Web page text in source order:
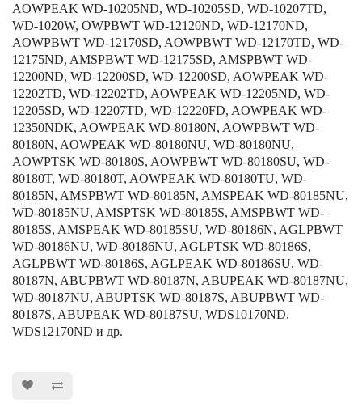
AOWPEAK WD-10205ND, WD-10205SD, WD-10207TD,
WD-1020W, OWPBWT WD-12120ND, WD-12170ND,
AOWPBWT WD-12170SD, AOWPBWT WD-12170TD, WD-
12175ND, AMSPBWT WD-12175SD, AMSPBWT WD-
12200ND, WD-12200SD, WD-12200SD, AOWPEAK WD-
12202TD, WD-12202TD, AOWPEAK WD-12205ND, WD-
12205SD, WD-12207TD, WD-12220FD, AOWPEAK WD-
12350NDK, AOWPEAK WD-80180N, AOWPBWT WD-
80180N, AOWPEAK WD-80180NU, WD-80180NU,
AOWPTSK WD-80180S, AOWPBWT WD-80180SU, WD-
80180T, WD-80180T, AOWPEAK WD-80180TU, WD-
80185N, AMSPBWT WD-80185N, AMSPEAK WD-80185NU,
WD-80185NU, AMSPTSK WD-80185S, AMSPBWT WD-
80185S, AMSPEAK WD-80185SU, WD-80186N, AGLPBWT
WD-80186NU, WD-80186NU, AGLPTSK WD-80186S,
AGLPBWT WD-80186S, AGLPEAK WD-80186SU, WD-
80187N, ABUPBWT WD-80187N, ABUPEAK WD-80187NU,
WD-80187NU, ABUPTSK WD-80187S, ABUPBWT WD-
80187S, ABUPEAK WD-80187SU, WDS10170ND,
WDS12170ND и др.